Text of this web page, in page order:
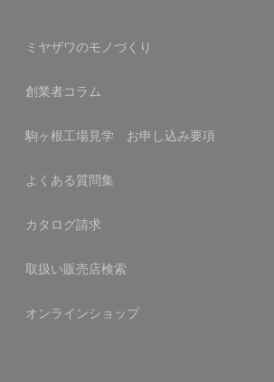
ミヤザワのモノづくり
創業者コラム
駒ヶ根工場見学 お申し込み要項
よくある質問集
カタログ請求
取扱い販売店検索
オンラインショップ